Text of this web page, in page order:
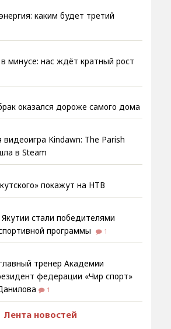
каким будет третий
в минусе: нас ждёт кратный рост
оказался дороже самого дома
видеоигра Kindawn: The Parish
в Steam
покажут на НТВ
стали победителями
программы
1
тренер Академии
федерации «Чир спорт»
1
Лента новостей